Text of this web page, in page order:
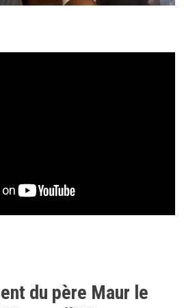
du père Maur le